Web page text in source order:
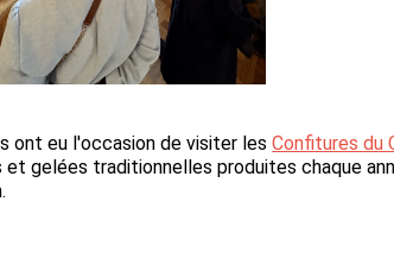
ont eu l'occasion de visiter lesConfitures du
gelées traditionnelles produites chaque